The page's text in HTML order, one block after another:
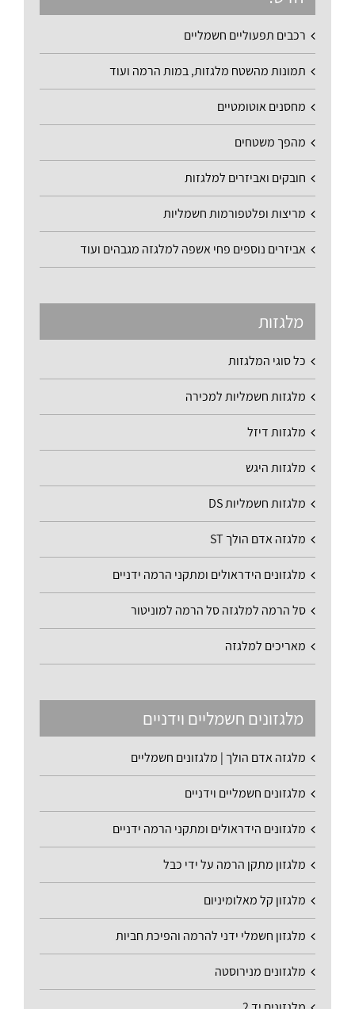
רכבים תפעוליים חשמליים
תמונות מהשטח מלגזות, במות הרמה ועוד
מחסנים אוטומטיים
מהפך משטחים
חובקים ואביזרים למלגזות
מריצות ופלטפורמות חשמליות
אביזרים נוספים פחי אשפה למלגזה מגבהים ועוד
מלגזות
כל סוגי המלגזות
מלגזות חשמליות למכירה
מלגזות דיזל
מלגזות היגש
מלגזות חשמליות DS
מלגזה אדם הולך ST
מלגזונים הידראולים ומתקני הרמה ידניים
סל הרמה למלגזה סל הרמה למוניטור
מאריכים למלגזה
מלגזונים חשמליים וידניים
מלגזה אדם הולך | מלגזונים חשמליים
מלגזונים חשמליים וידניים
מלגזונים הידראולים ומתקני הרמה ידניים
מלגזון מתקן הרמה על ידי כבל
מלגזון קל מאלומיניום
מלגזון חשמלי ידני להרמה והפיכת חביות
מלגזונים מנירוסטה